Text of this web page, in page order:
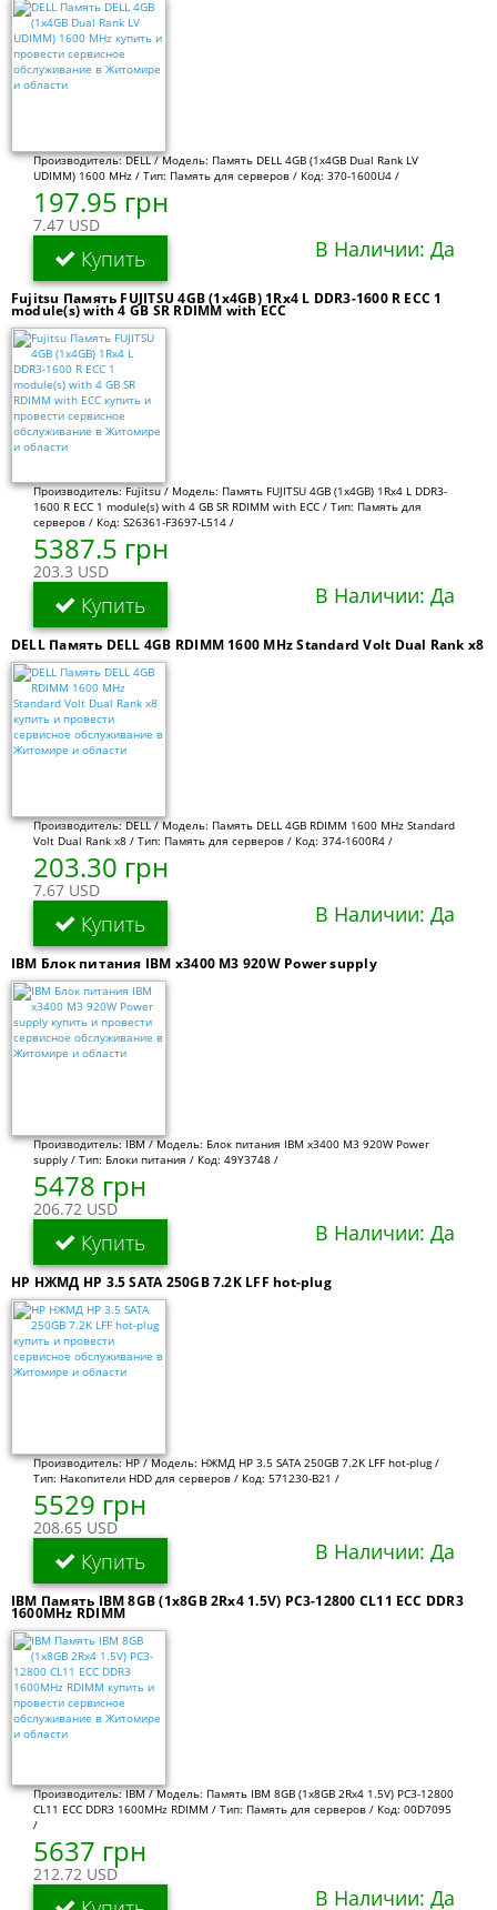
Производитель: DELL / Модель: Память DELL 4GB (1x4GB Dual Rank LV
UDIMM) 1600 MHz / Тип: Память для серверов / Код: 370-1600U4 /
197.95 грн
7.47 USD
Купить В Наличии: Да
Fujitsu Память FUJITSU 4GB (1x4GB) 1Rx4 L DDR3-1600 R ECC 1
module(s) with 4 GB SR RDIMM with ECC
Производитель: Fujitsu / Модель: Память FUJITSU 4GB (1x4GB) 1Rx4 L DDR3-
1600 R ECC 1 module(s) with 4 GB SR RDIMM with ECC / Тип: Память для
серверов / Код: S26361-F3697-L514 /
5387.5 грн
203.3 USD
Купить В Наличии: Да
DELL Память DELL 4GB RDIMM 1600 MHz Standard Volt Dual Rank x8
Производитель: DELL / Модель: Память DELL 4GB RDIMM 1600 MHz Standard
Volt Dual Rank x8 / Тип: Память для серверов / Код: 374-1600R4 /
203.30 грн
7.67 USD
Купить В Наличии: Да
IBM Блок питания IBM x3400 M3 920W Power supply
Производитель: IBM / Модель: Блок питания IBM x3400 M3 920W Power
supply / Тип: Блоки питания / Код: 49Y3748 /
5478 грн
206.72 USD
Купить В Наличии: Да
HP НЖМД HP 3.5 SATA 250GB 7.2K LFF hot-plug
Производитель: HP / Модель: НЖМД HP 3.5 SATA 250GB 7.2K LFF hot-plug /
Тип: Накопители HDD для серверов / Код: 571230-B21 /
5529 грн
208.65 USD
Купить В Наличии: Да
IBM Память IBM 8GB (1x8GB 2Rx4 1.5V) PC3-12800 CL11 ECC DDR3
1600MHz RDIMM
Производитель: IBM / Модель: Память IBM 8GB (1x8GB 2Rx4 1.5V) PC3-12800
CL11 ECC DDR3 1600MHz RDIMM / Тип: Память для серверов / Код: 00D7095
/
5637 грн
212.72 USD
В Наличии: Да